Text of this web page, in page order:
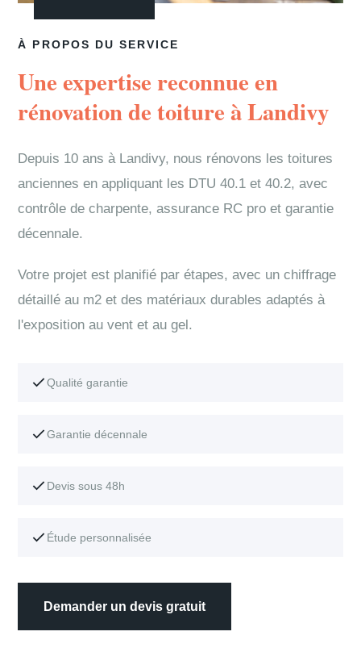
À PROPOS DU SERVICE
Une expertise reconnue en
rénovation de toiture à Landivy
Depuis 10 ans à Landivy, nous rénovons les toitures
anciennes en appliquant les DTU 40.1 et 40.2, avec
contrôle de charpente, assurance RC pro et garantie
décennale.
Votre projet est planifié par étapes, avec un chiffrage
détaillé au m2 et des matériaux durables adaptés à
l'exposition au vent et au gel.
Qualité garantie
Garantie décennale
Devis sous 48h
Étude personnalisée
Demander un devis gratuit